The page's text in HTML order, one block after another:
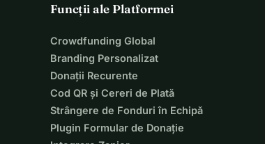
Funcții ale Platformei
Crowdfunding Global
Branding Personalizat
Donații Recurente
Cod QR și Cereri de Plată
Strângere de Fonduri în Echipă
Plugin Formular de Donație